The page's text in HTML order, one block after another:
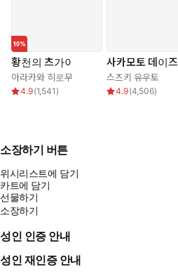
황천의 츠가이
아라카와 히로무
4.9(1,541 )
사카모토 데이즈
스즈키 유우토
4.9(4,506)
소장하기 버튼
위시리스트에 담기
카트에 담기
선물하기
소장하기
성인 인증 안내
성인 재인증 안내